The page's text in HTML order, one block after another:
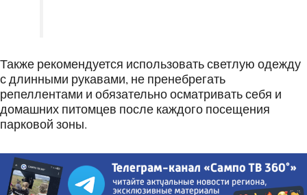
Также рекомендуется использовать светлую одежду
с длинными рукавами, не пренебрегать
репеллентами и обязательно осматривать себя и
домашних питомцев после каждого посещения
парковой зоны.